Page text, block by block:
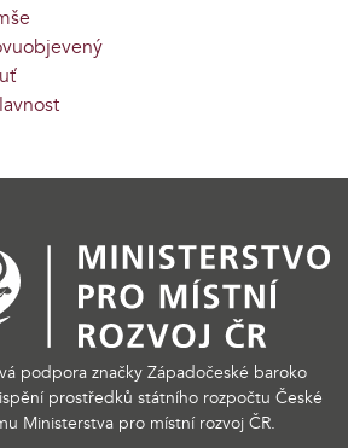
podpora značky Západočeské baroko
prostředků státního rozpočtu České
Ministerstva pro místní rozvoj ČR.